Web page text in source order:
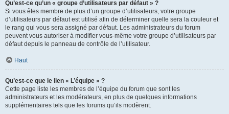
Qu’est-ce qu’un « groupe d’utilisateurs par défaut » ?
Si vous êtes membre de plus d’un groupe d’utilisateurs, votre groupe
d’utilisateurs par défaut est utilisé afin de déterminer quelle sera la couleur et
le rang qui vous sera assigné par défaut. Les administrateurs du forum
peuvent vous autoriser à modifier vous-même votre groupe d’utilisateurs par
défaut depuis le panneau de contrôle de l’utilisateur.
Haut
Qu’est-ce que le lien « L’équipe » ?
Cette page liste les membres de l’équipe du forum que sont les
administrateurs et les modérateurs, en plus de quelques informations
supplémentaires tels que les forums qu’ils modèrent.